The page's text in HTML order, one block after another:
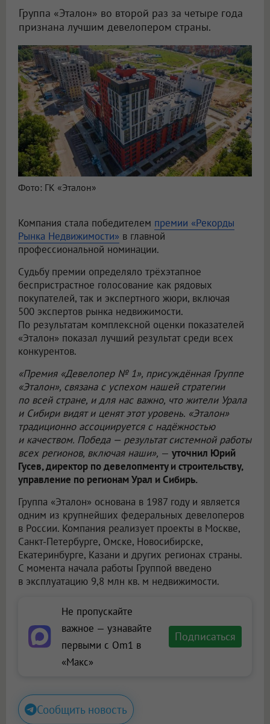
Группа «Эталон» во второй раз за четыре года
признана лучшим девелопером страны.
Фото: ГК «Эталон»
Компания стала победителем премии «Рекорды
Рынка Недвижимости» в главной
профессиональной номинации.
Судьбу премии определяло трёхэтапное
беспристрастное голосование как рядовых
покупателей, так и экспертного жюри, включая
500 экспертов рынка недвижимости.
По результатам комплексной оценки показателей
«Эталон» показал лучший результат среди всех
конкурентов.
«Премия «Девелопер № 1», присуждённая Группе
«Эталон», связана с успехом нашей стратегии
по всей стране, и для нас важно, что жители Урала
и Сибири видят и ценят этот уровень. «Эталон»
традиционно ассоциируется с надёжностью
и качеством. Победа — результат системной работы
всех регионов, включая наши», — уточнил Юрий
Гусев, директор по девелопменту и строительству,
управление по регионам Урал и Сибирь.
Группа «Эталон» основана в 1987 году и является
одним из крупнейших федеральных девелоперов
в России. Компания реализует проекты в Москве,
Санкт-Петербурге, Омске, Новосибирске,
Екатеринбурге, Казани и других регионах страны.
С момента начала работы Группой введено
в эксплуатацию 9,8 млн кв. м недвижимости.
Не пропускайте
важное — узнавайте
первыми с Om1 в
«Макс»
Подписаться
Сообщить новость